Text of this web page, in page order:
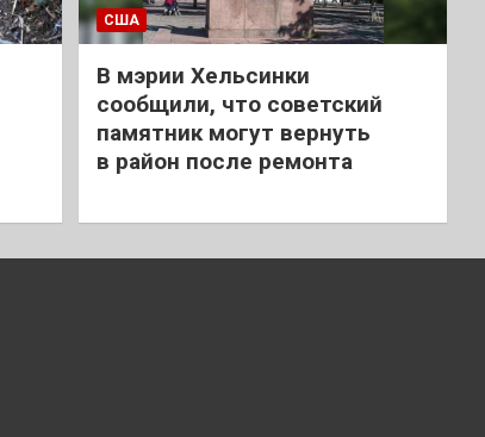
США
В мэрии Хельсинки
сообщили, что советский
памятник могут вернуть
в район после ремонта